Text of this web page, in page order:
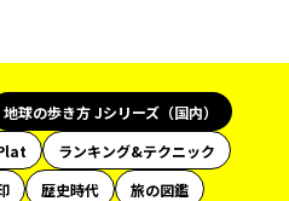
地球の歩き方 Jシリーズ（国内）
ランキング&テクニック
歴史時代
旅の図鑑